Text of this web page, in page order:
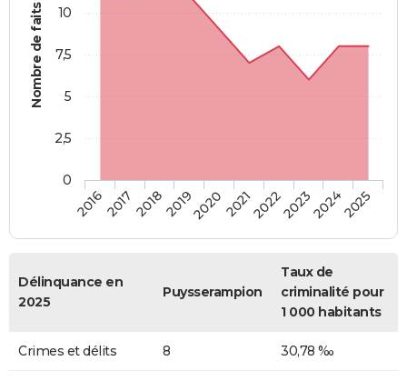
Nombre de faits
2016201720182019202020212022202320242025
0
2,5
5
7,5
10
Délinquance en
2025
Puysserampion
Taux de
criminalité pour
1 000 habitants
Crimes et délits 8 30,78 ‰